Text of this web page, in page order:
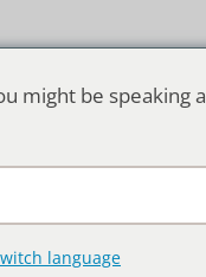
WELT
might be speaking
language